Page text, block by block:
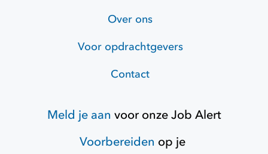
Over ons
Voor opdrachtgevers
Contact
Meld je aan voor onzeJob Alert
Voorbereiden op je